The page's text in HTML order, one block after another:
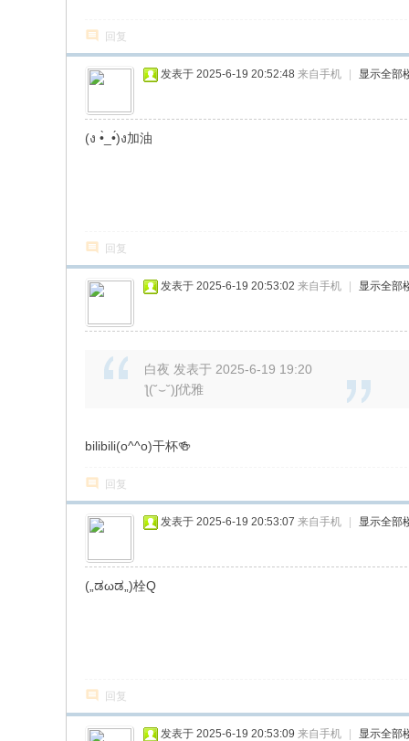
回复
发表于 2025-6-19 20:52:48 来自手机 显示全部
(ง •̀_•́)ง加油
回复
发表于 2025-6-19 20:53:02 来自手机 显示全部
白夜 发表于 2025-6-19 19:20
ƪ(˘⌣˘)ʃ优雅
bilibili(o^^o)干杯🍻
回复
发表于 2025-6-19 20:53:07 来自手机 显示全部
(„ಡωಡ„)栓Q
回复
发表于 2025-6-19 20:53:09 来自手机 显示全部